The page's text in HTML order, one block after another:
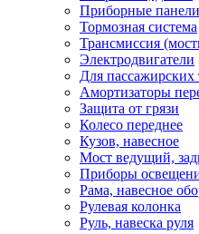
Приборные панели
Тормозная система
Трансмиссия
Электродвигатели
Для пассажирских
Амортизаторы
Защита от грязи
Колесо переднее
Кузов, навесное
Мост ведущий,
Приборы
Рама, навесное
Рулевая колонка
Руль, навеска руля